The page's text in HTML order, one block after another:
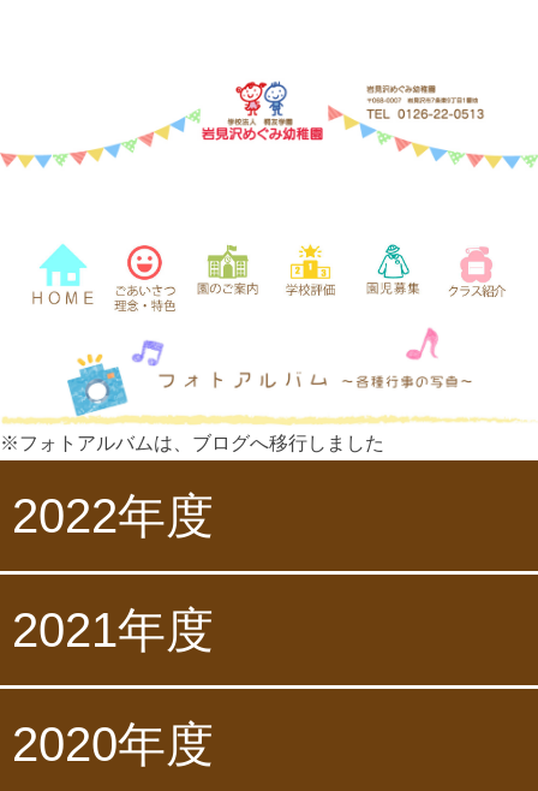
※フォトアルバムは、ブログへ移行しました
2022年度
2021年度
2020年度